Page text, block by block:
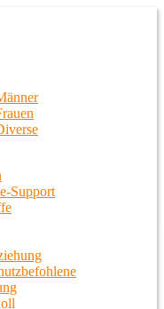
Support